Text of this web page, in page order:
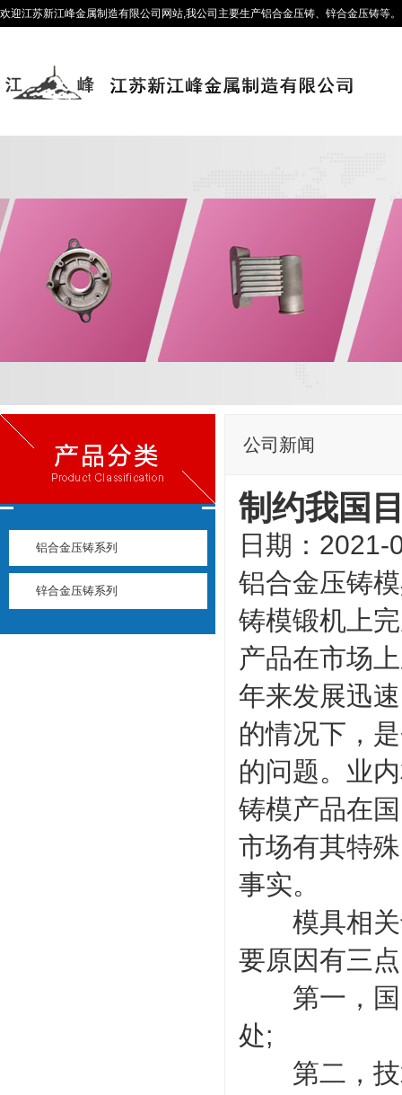
欢迎江苏新江峰金属制造有限公司网站,我公司主要生产铝合金压铸、锌合金压铸等
铝合金压铸系列
锌合金压铸系列
公司新闻
制约我国
日期：2021-
铝合金压铸
铸模锻机上
产品在市场
年来发展迅
的情况下，
的问题。业
铸模产品在
市场有其特
事实。
模具相关
要原因有三
第一，国
处;
第二，技